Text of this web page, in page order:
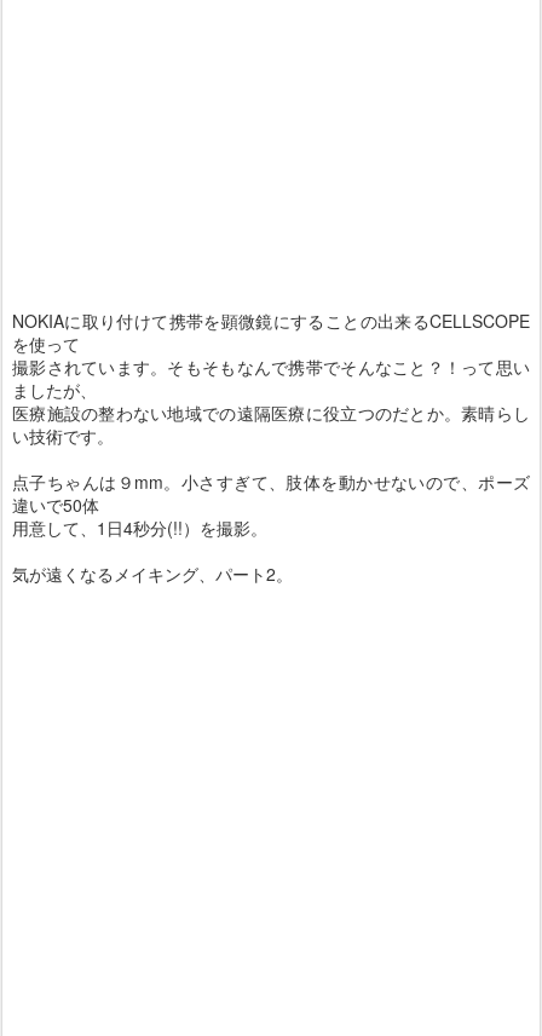
NOKIAに取り付けて携帯を顕微鏡にすることの出来るCELLSCOPE
を使って
撮影されています。そもそもなんで携帯でそんなこと？！って思い
ましたが、
医療施設の整わない地域での遠隔医療に役立つのだとか。素晴らし
い技術です。
点子ちゃんは９mm。小さすぎて、肢体を動かせないので、ポーズ
違いで50体
用意して、1日4秒分(!!）を撮影。
気が遠くなるメイキング、パート2。